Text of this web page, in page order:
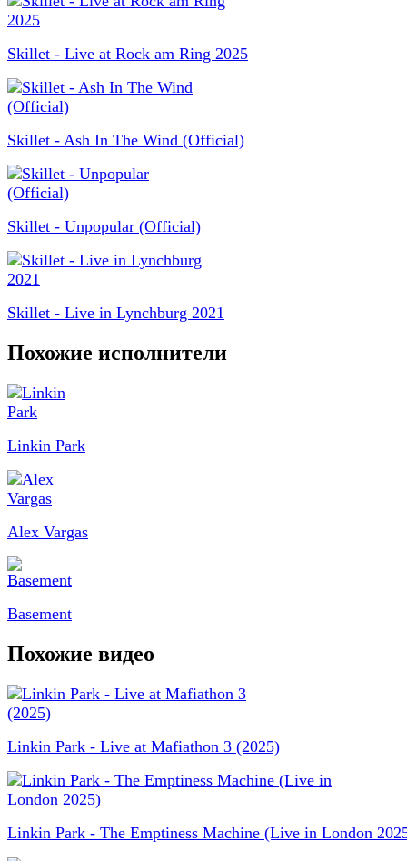
Skillet - Live at Rock am Ring 2025
Skillet - Ash In The Wind (Official)
Skillet - Unpopular (Official)
Skillet - Live in Lynchburg 2021
Похожие исполнители
Linkin Park
Alex Vargas
Basement
Похожие видео
Linkin Park - Live at Mafiathon 3 (2025)
Linkin Park - The Emptiness Machine (Live in London